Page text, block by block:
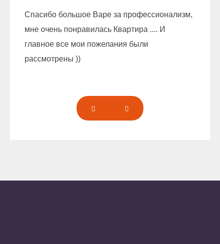
Спасибо большое Варе за профессионализм,
мне очень понравилась Квартира .... И
главное все мои пожелания были
рассмотрены ))